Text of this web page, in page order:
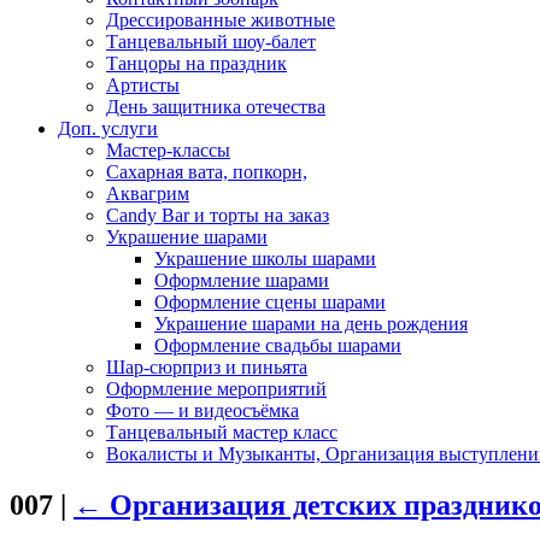
Дрессированные животные
Танцевальный шоу-балет
Танцоры на праздник
Артисты
День защитника отечества
Доп. услуги
Мастер-классы
Сахарная вата, попкорн,
Аквагрим
Candy Bar и торты на заказ
Украшение шарами
Украшение школы шарами
Оформление шарами
Оформление сцены шарами
Украшение шарами на день рождения
Оформление свадьбы шарами
Шар-сюрприз и пиньята
Оформление мероприятий
Фото — и видеосъёмка
Танцевальный мастер класс
Вокалисты и Музыканты, Организация
007 | ← Организация детских